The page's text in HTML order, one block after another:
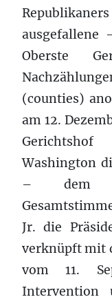
ausgefallene
Oberste
(counties)
am 12.
Washington
– dem
Jr. die
verknüpft mit
vom 11.
Intervention